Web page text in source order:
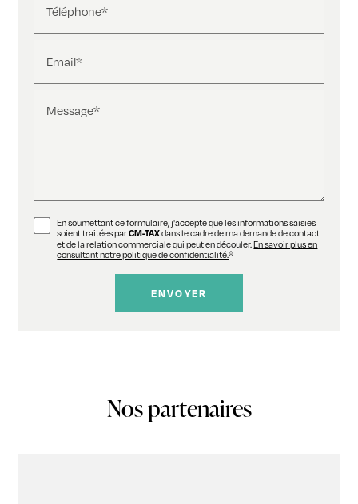
Téléphone*
Email*
Message*
En soumettant ce formulaire, j'accepte que les informations saisies
soient traitées parCM-TAXdans le cadre de ma demande de contact
et de la relation commerciale qui peut en découler.En savoir plus en
consultant notre politique de confidentialité.*
Nos partenaires